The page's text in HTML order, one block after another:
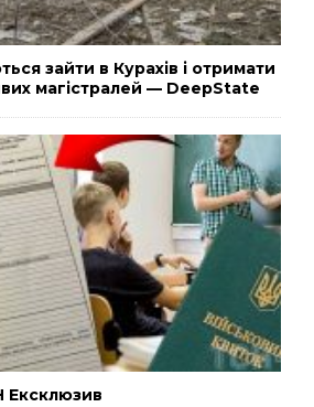
зайти в Курахів і отримати
магістралей — DeepState